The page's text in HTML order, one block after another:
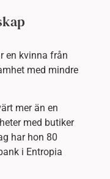
en kvinna från
med mindre
mer än en
med butiker
har hon 80
i Entropia